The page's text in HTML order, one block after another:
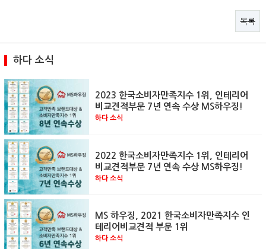
목록
하다 소식
2023 한국소비자만족지수 1위, 인테리어
비교견적부문 7년 연속 수상 MS하우징!
하다 소식
2022 한국소비자만족지수 1위, 인테리어
비교견적부문 7년 연속 수상 MS하우징!
하다 소식
MS 하우징, 2021 한국소비자만족지수 인
테리어비교견적 부문 1위
하다 소식